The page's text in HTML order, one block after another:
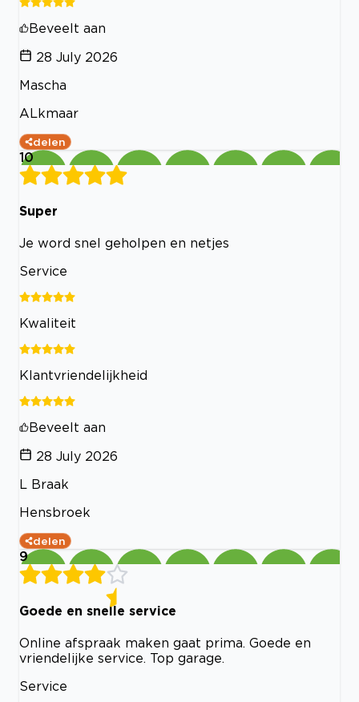
Beveelt aan
28 July 2026
Mascha
ALkmaar
delen
10
Super
Je word snel geholpen en netjes
Service
Kwaliteit
Klantvriendelijkheid
Beveelt aan
28 July 2026
L Braak
Hensbroek
delen
9
Goede en snelle service
Online afspraak maken gaat prima. Goede en
vriendelijke service. Top garage.
Service